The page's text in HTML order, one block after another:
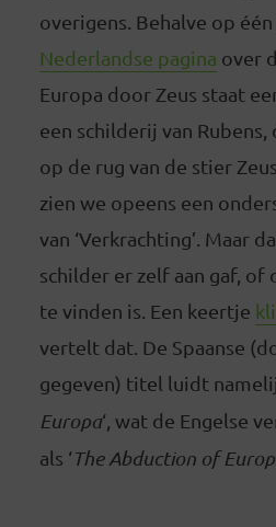
overigens. Behalve op
Nederlandse pagina over
Europa door Zeus staat
een schilderij van
op de rug van de stier
zien we opeens een
van ‘Verkrachting’. Maar
schilder er zelf aan gaf, of
te vinden is. Een keertje
vertelt dat. De Spaanse
gegeven) titel luidt
Europa‘, wat de Engelse
als ‘The Abduction of